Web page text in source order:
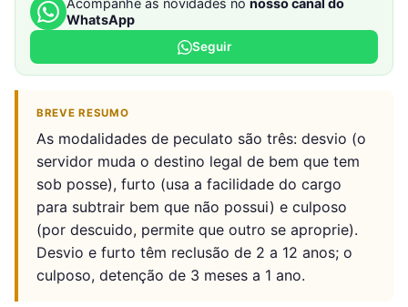
Acompanhe as novidades no nosso canal do
WhatsApp
Seguir
BREVE RESUMO
As modalidades de peculato são três: desvio (o
servidor muda o destino legal de bem que tem
sob posse), furto (usa a facilidade do cargo
para subtrair bem que não possui) e culposo
(por descuido, permite que outro se aproprie).
Desvio e furto têm reclusão de 2 a 12 anos; o
culposo, detenção de 3 meses a 1 ano.